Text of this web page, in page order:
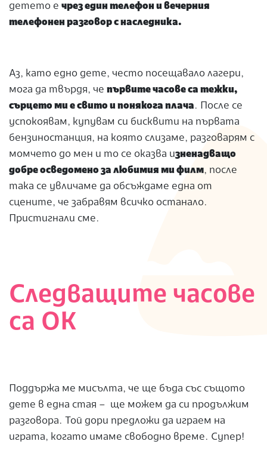
детето е чрез един телефон и вечерния
телефонен разговор с наследника.
Аз, като едно дете, често посещавало лагери,
мога да твърдя, че първите часове са тежки,
сърцето ми е свито и понякога плача. После се
успокоявам, купувам си бисквити на първата
бензиностанция, на която слизаме, разговарям с
момчето до мен и то се оказва изненадващо
добре осведомено за любимия ми филм, после
така се увличаме да обсъждаме една от
сцените, че забравям всичко останало.
Пристигнали сме.
Следващите часове
са ОК
Поддържа ме мисълта, че ще бъда със същото
дете в една стая – ще можем да си продължим
разговора. Той дори предложи да играем на
играта, когато имаме свободно време. Супер!